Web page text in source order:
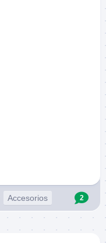
Accesorios 2